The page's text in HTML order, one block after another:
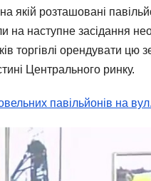
розташовані
на наступне засідання
торгівлі орендувати
Центрального ринку.
павільйонів на